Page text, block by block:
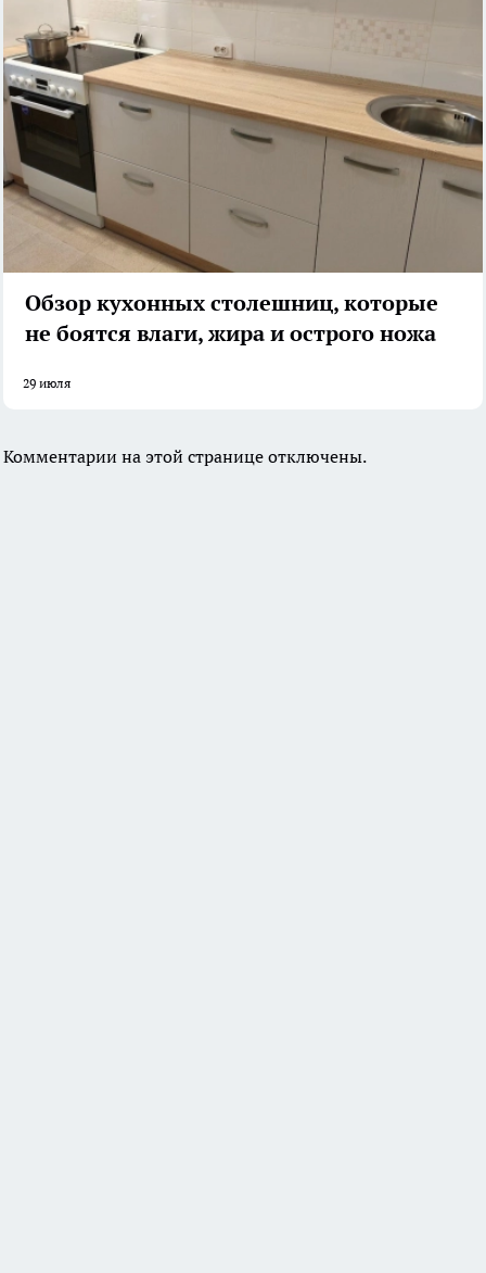
Обзор кухонных столешниц, которые
не боятся влаги, жира и острого ножа
29 июля
Комментарии на этой странице отключены.